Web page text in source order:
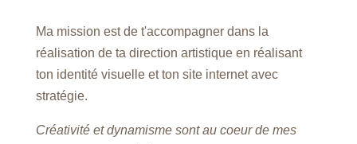
Ma mission est de t'accompagner dans la
réalisation de ta direction artistique en réalisant
ton identité visuelle et ton site internet avec
stratégie.
Créativité et dynamisme sont au coeur de mes